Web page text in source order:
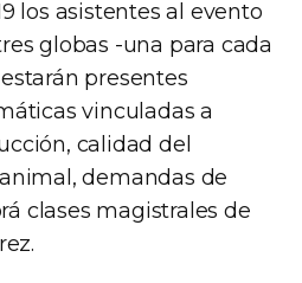
los asistentes al evento
globas -una para cada
presentes
vinculadas a
calidad del
demandas de
clases magistrales de